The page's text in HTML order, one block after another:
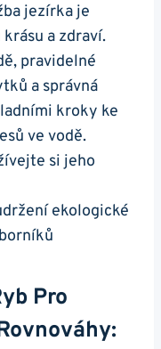
‍jezírka je
a zdraví.
pravidelné
a správná
kroky ⁣ke
ve vodě.
⁤si jeho
Pro